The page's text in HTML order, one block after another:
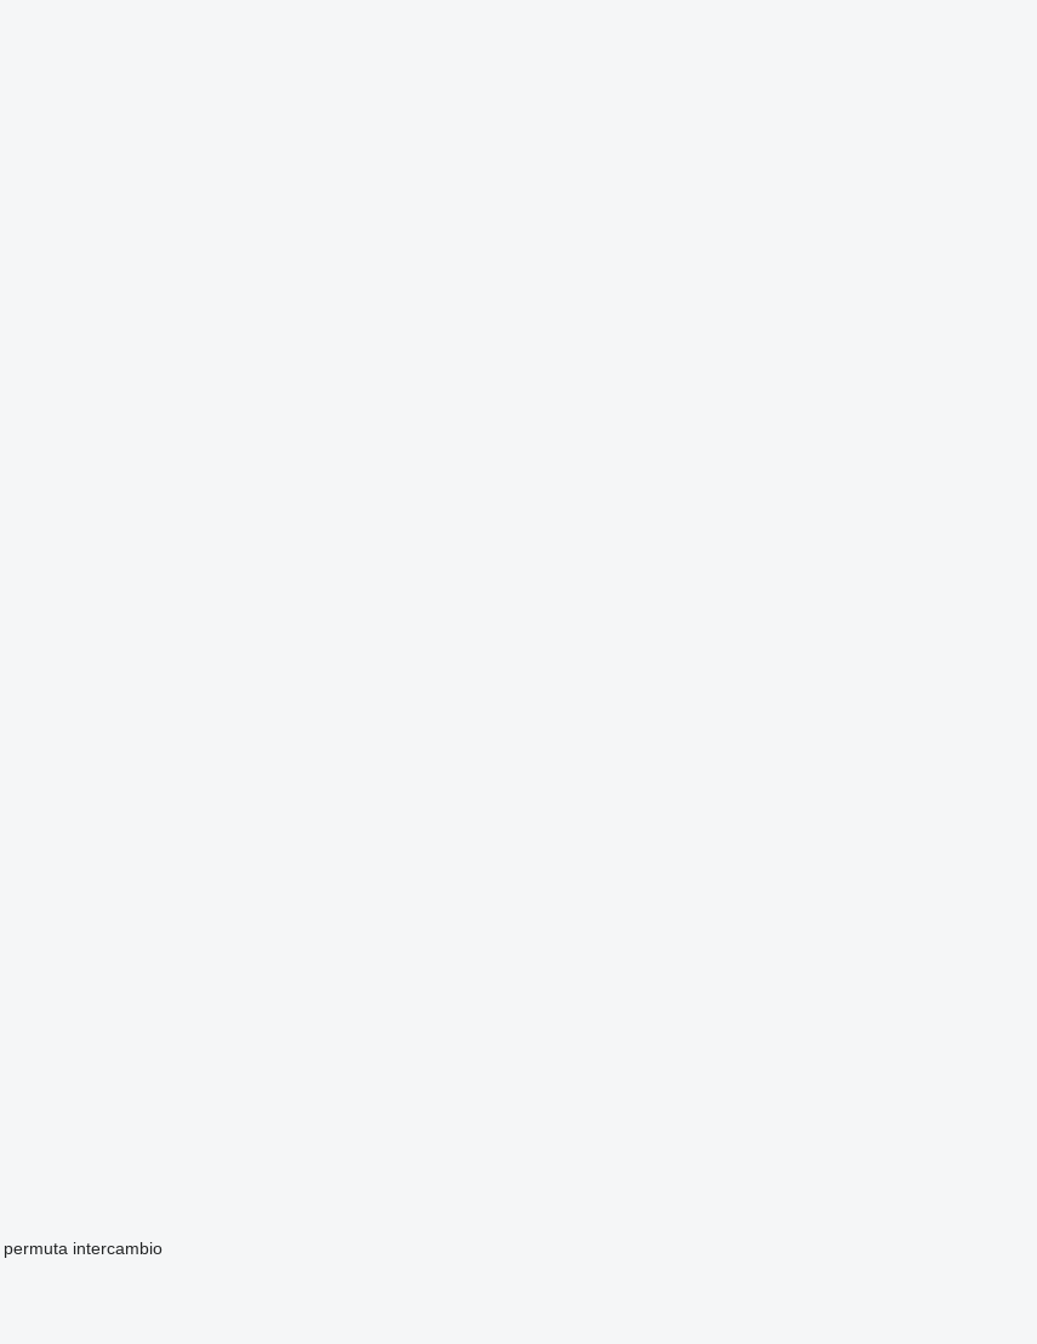
permuta intercambio